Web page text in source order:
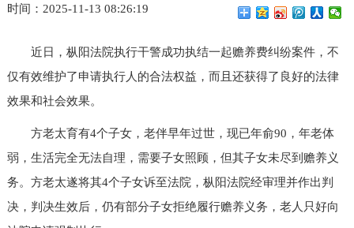
时间：2025-11-13 08:26:19
近日，枞阳法院执行干警成功执结一起赡养费纠纷案件，不
仅有效维护了申请执行人的合法权益，而且还获得了良好的法律
效果和社会效果。
方老太育有4个子女，老伴早年过世，现已年俞90，年老体
弱，生活完全无法自理，需要子女照顾，但其子女未尽到赡养义
务。方老太遂将其4个子女诉至法院，枞阳法院经审理并作出判
决，判决生效后，仍有部分子女拒绝履行赡养义务，老人只好向